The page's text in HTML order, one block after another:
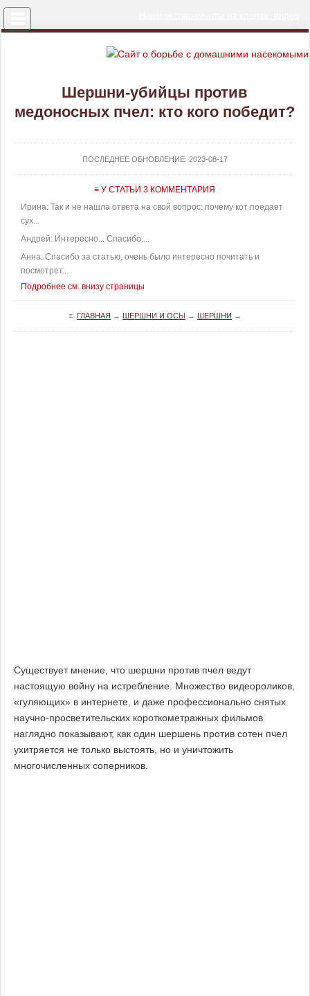
Шершни-убийцы против
медоносных пчел: кто кого победит?
ПОСЛЕДНЕЕ ОБНОВЛЕНИЕ: 2023-08-17
≡ У СТАТЬИ 3 КОММЕНТАРИЯ
Ирина: Так и не нашла ответа на свой вопрос: почему кот поедает
сух...
Андрей: Интересно... Спасибо....
Анна: Спасибо за статью, очень было интересно почитать и
посмотрет...
Подробнее см. внизу страницы
≡ ГЛАВНАЯ → ШЕРШНИ И ОСЫ → ШЕРШНИ →
Существует мнение, что шершни против пчел ведут
настоящую войну на истребление. Множество видеороликов,
«гуляющих» в интернете, и даже профессионально снятых
научно-просветительских короткометражных фильмов
наглядно показывают, как один шершень против сотен пчел
ухитряется не только выстоять, но и уничтожить
многочисленных соперников.